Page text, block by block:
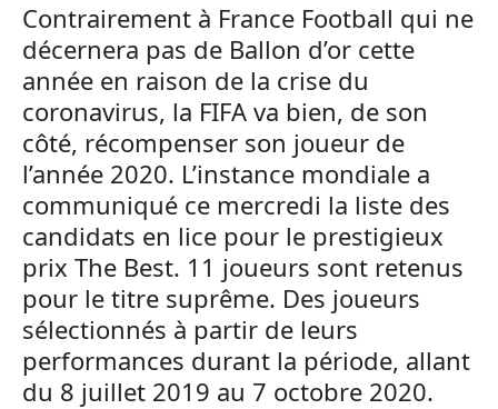
Contrairement à France Football qui ne
décernera pas de Ballon d’or cette
année en raison de la crise du
coronavirus, la FIFA va bien, de son
côté, récompenser son joueur de
l’année 2020. L’instance mondiale a
communiqué ce mercredi la liste des
candidats en lice pour le prestigieux
prix The Best. 11 joueurs sont retenus
pour le titre suprême. Des joueurs
sélectionnés à partir de leurs
performances durant la période, allant
du 8 juillet 2019 au 7 octobre 2020.